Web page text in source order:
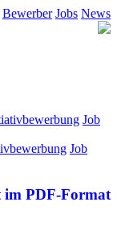
Bewerber Jobs News
Job
Job